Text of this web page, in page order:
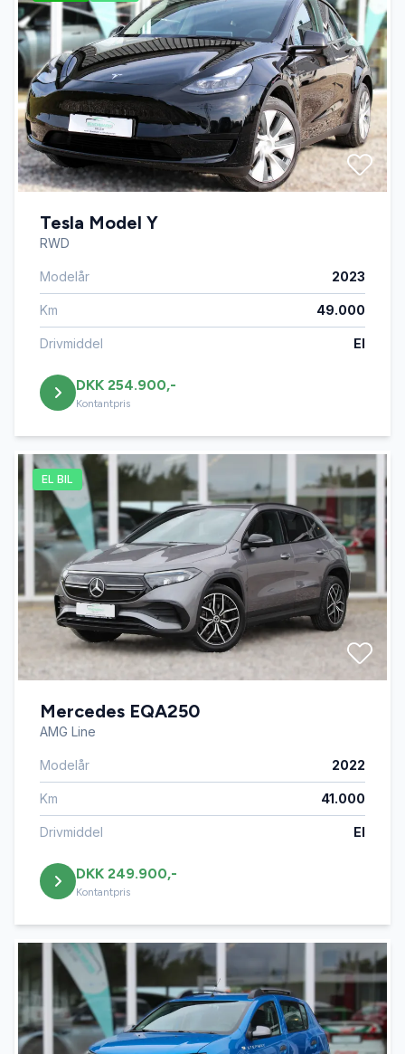
Tesla Model Y
RWD
Modelår 2023
Km 49.000
Drivmiddel El
DKK 254.900,-
Kontantpris
EL BIL
Mercedes EQA250
AMG Line
Modelår 2022
Km 41.000
Drivmiddel El
DKK 249.900,-
Kontantpris